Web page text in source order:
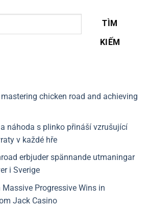
TÌM
KIẾM
chicken road and achieving
náhoda s plinko přináší vzrušující
v každé hře
erbjuder spännande utmaningar
i Sverige
Progressive Wins in
Jack Casino